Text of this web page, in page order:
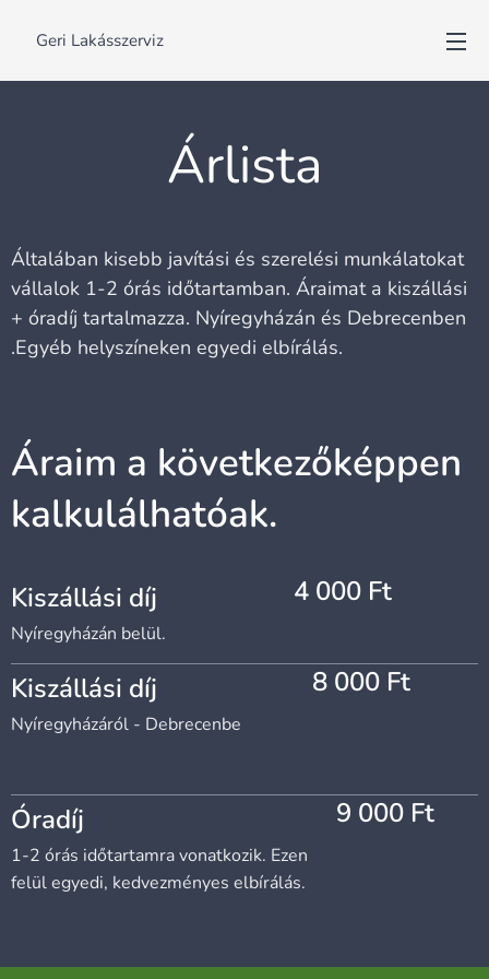
🛠️ Geri Lakásszerviz
Árlista
Általában kisebb javítási és szerelési munkálatokat
vállalok 1-2 órás időtartamban. Áraimat a kiszállási
+ óradíj tartalmazza. Nyíregyházán és Debrecenben
.Egyéb helyszíneken egyedi elbírálás.
Áraim a következőképpen
kalkulálhatóak.
Kiszállási díj
Nyíregyházán belül.
4 000 Ft
Kiszállási díj
Nyíregyházáról - Debrecenbe
8 000 Ft
Óradíj
1-2 órás időtartamra vonatkozik. Ezen
felül egyedi, kedvezményes elbírálás.
9 000 Ft